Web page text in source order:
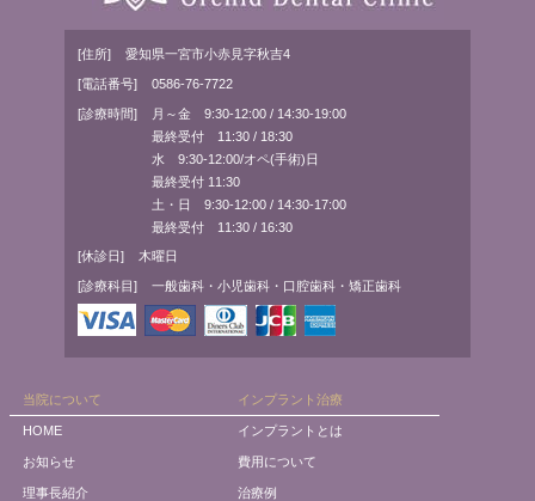
[住所] 愛知県一宮市小赤見字秋吉4
[電話番号] 0586-76-7722
[診療時間]
月～金 9:30-12:00 / 14:30-19:00
最終受付 11:30 / 18:30
水 9:30-12:00/オペ(手術)日
最終受付 11:30
土・日 9:30-12:00 / 14:30-17:00
最終受付 11:30 / 16:30
[休診日] 木曜日
[診療科目] 一般歯科・小児歯科・口腔歯科・矯正歯科
当院について
HOME
お知らせ
理事長紹介
インプラント治療
インプラントとは
費用について
治療例